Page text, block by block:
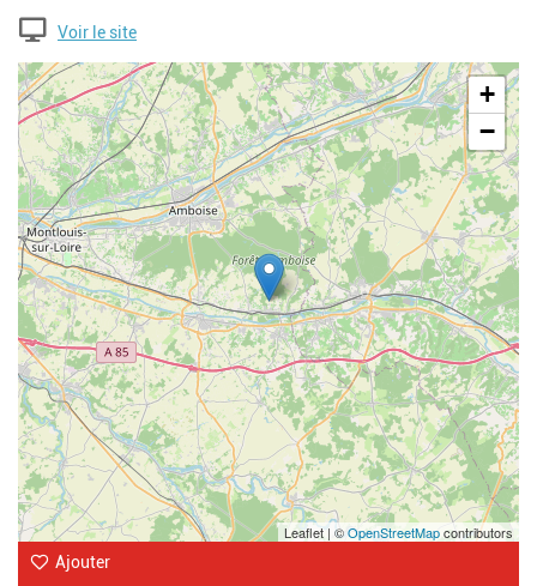
Voir le site
Geolocalisation
+
−
Leaflet | ©OpenStreetMapcontributors
Ajouter